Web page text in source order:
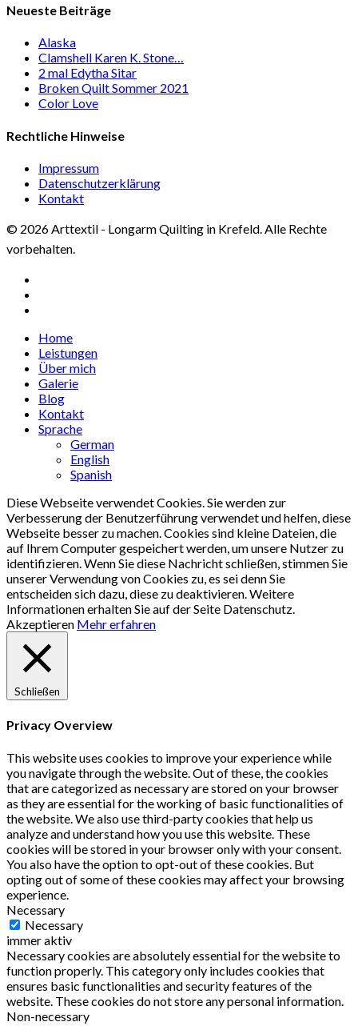
Neueste Beiträge
Alaska
Clamshell Karen K. Stone…
2 mal Edytha Sitar
Broken Quilt Sommer 2021
Color Love
Rechtliche Hinweise
Impressum
Datenschutzerklärung
Kontakt
© 2026 Arttextil - Longarm Quilting in Krefeld. Alle Rechte
vorbehalten.
Close
Menu
Home
Leistungen
Über mich
Galerie
Blog
Kontakt
Sprache
German
English
Spanish
Diese Webseite verwendet Cookies. Sie werden zur
Verbesserung der Benutzerführung verwendet und helfen, diese
Webseite besser zu machen. Cookies sind kleine Dateien, die
auf Ihrem Computer gespeichert werden, um unsere Nutzer zu
identifizieren. Wenn Sie diese Nachricht schließen, stimmen Sie
unserer Verwendung von Cookies zu, es sei denn Sie
entscheiden sich dazu, diese zu deaktivieren. Weitere
Informationen erhalten Sie auf der Seite Datenschutz.
Akzeptieren Mehr erfahren
Schließen
Privacy Overview
This website uses cookies to improve your experience while
you navigate through the website. Out of these, the cookies
that are categorized as necessary are stored on your browser
as they are essential for the working of basic functionalities of
the website. We also use third-party cookies that help us
analyze and understand how you use this website. These
cookies will be stored in your browser only with your consent.
You also have the option to opt-out of these cookies. But
opting out of some of these cookies may affect your browsing
experience.
Necessary
Necessary
immer aktiv
Necessary cookies are absolutely essential for the website to
function properly. This category only includes cookies that
ensures basic functionalities and security features of the
website. These cookies do not store any personal information.
Non-necessary